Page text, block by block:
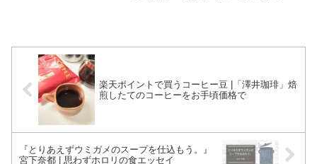
楽天ポイントで買うコーヒー豆 |「澤井珈琲」焙
煎したてのコーヒーをお手頃価格で
『とりあえずウミガメのスープを仕込もう。』
宮下奈都 | 思わずホロリの食エッセイ